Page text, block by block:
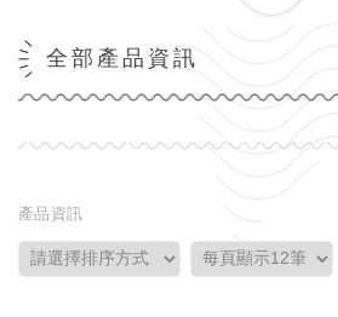
全部產品資訊
產品資訊